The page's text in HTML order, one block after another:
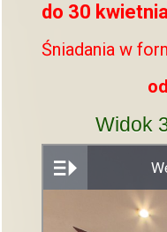
do 30
Śniadania w
Widok